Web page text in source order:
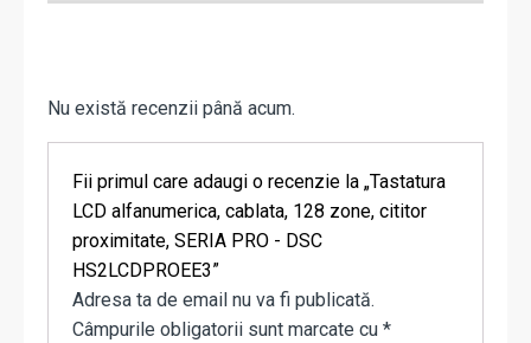
Nu există recenzii până acum.
Fii primul care adaugi o recenzie la „Tastatura
LCD alfanumerica, cablata, 128 zone, cititor
proximitate, SERIA PRO - DSC
HS2LCDPROEE3”
Adresa ta de email nu va fi publicată.
Câmpurile obligatorii sunt marcate cu *